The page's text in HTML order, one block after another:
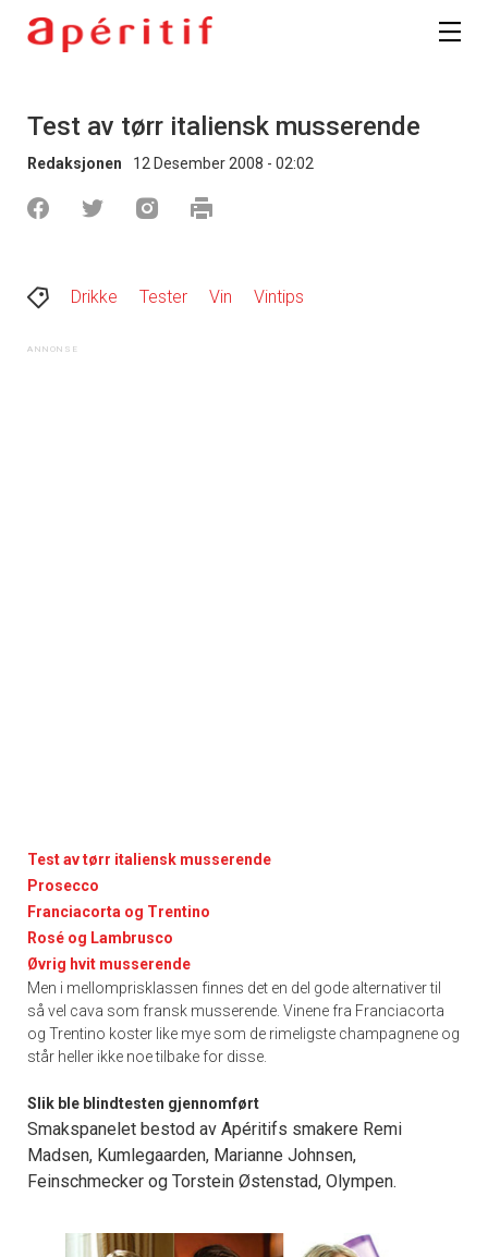
Test av tørr italiensk musserende
Redaksjonen 12 Desember 2008 - 02:02
Drikke Tester Vin Vintips
Test av tørr italiensk musserende
Prosecco
Franciacorta og Trentino
Rosé og Lambrusco
Øvrig hvit musserende
Men i mellomprisklassen finnes det en del gode alternativer til
så vel cava som fransk musserende. Vinene fra Franciacorta
og Trentino koster like mye som de rimeligste champagnene og
står heller ikke noe tilbake for disse.
Slik ble blindtesten gjennomført
Smakspanelet bestod av Apéritifs smakere Remi
Madsen, Kumlegaarden, Marianne Johnsen,
Feinschmecker og Torstein Østenstad, Olympen.